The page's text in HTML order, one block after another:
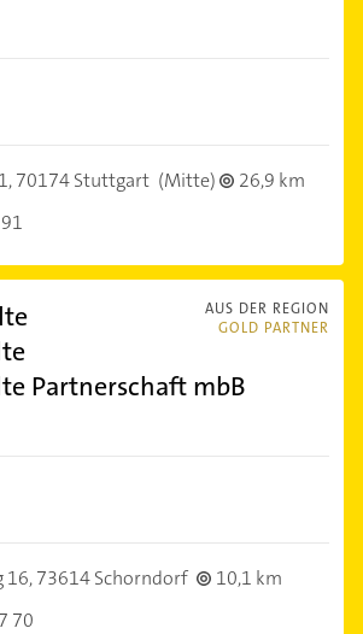
70174 Stuttgart (Mitte)
26,9 km
AUS DER REGION
GOLD PARTNER
Partnerschaft mbB
16,73614 Schorndorf
10,1 km
70